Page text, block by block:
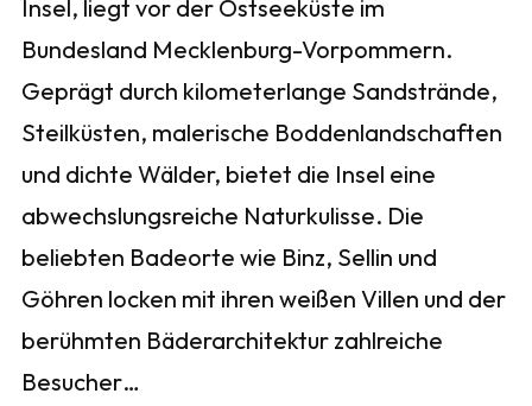
Insel, liegt vor der Ostseeküste im
Bundesland Mecklenburg-Vorpommern.
Geprägt durch kilometerlange Sandstrände,
Steilküsten, malerische Boddenlandschaften
und dichte Wälder, bietet die Insel eine
abwechslungsreiche Naturkulisse. Die
beliebten Badeorte wie Binz, Sellin und
Göhren locken mit ihren weißen Villen und der
berühmten Bäderarchitektur zahlreiche
Besucher…